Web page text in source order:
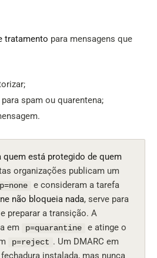
tratamento para mensagens que
para spam ou quarentena;
quem está protegido de quem
organizações publicam um
p=none
e consideram a tarefa
não bloqueia nada, serve para
preparar a transição. A
em
p=quarantine
e atinge o
p=reject . Um DMARC em
instalada, mas nunca